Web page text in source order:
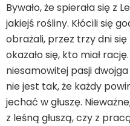
Bywało, że spierała się z
jakiejś rośliny. Kłócili się
obrażali, przez trzy dni
okazało się, kto miał
niesamowitej pasji
nie jest tak, że każdy
jechać w głuszę.
z leśną głuszą, czy z